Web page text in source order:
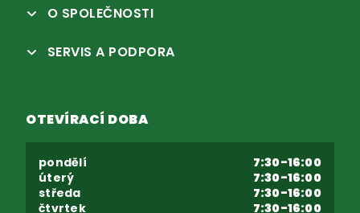
O SPOLEČNOSTI
SERVIS A PODPORA
OTEVÍRACÍ DOBA
pondělí
7:30-16:00
úterý
7:30-16:00
středa
7:30-16:00
čtvrtek
7:30-16:00